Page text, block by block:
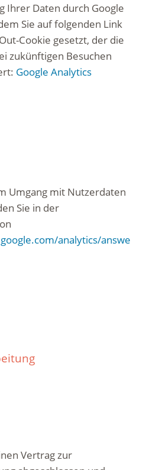
Ihrer Daten durch Google
Sie auf folgenden Link
Cookie gesetzt, der die
zukünftigen Besuchen
Google Analytics
Umgang mit Nutzerdaten
Sie in der
analytics/answer/
Vertrag zur